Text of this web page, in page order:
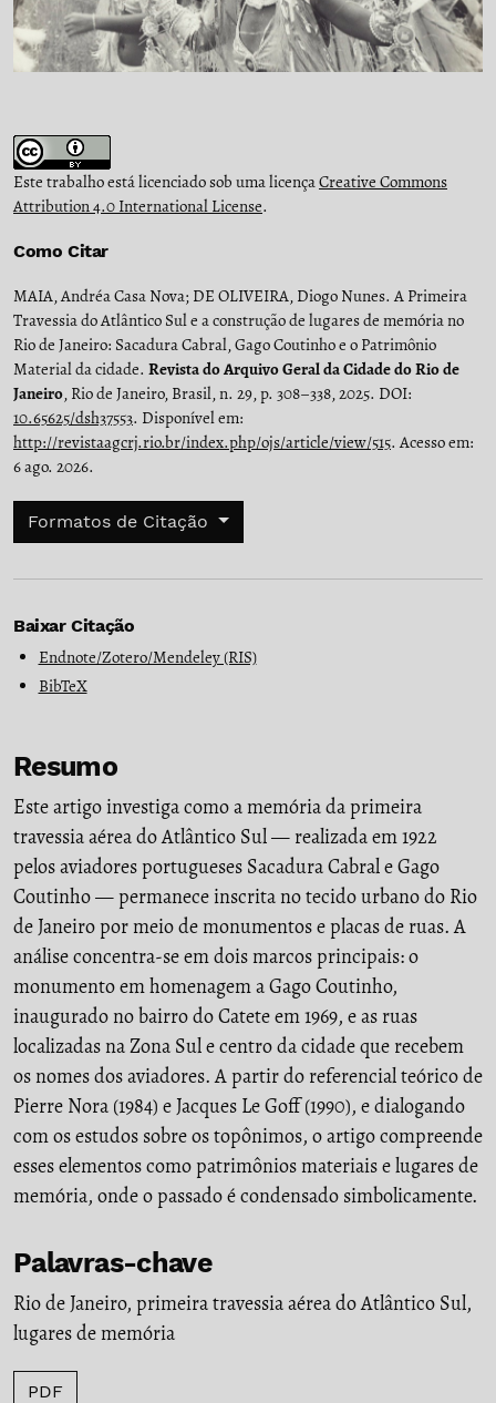
Este trabalho está licenciado sob uma licençaCreative Commons
Attribution 4.0 International License.
Como Citar
MAIA, Andréa Casa Nova; DE OLIVEIRA, Diogo Nunes. A Primeira
Travessia do Atlântico Sul e a construção de lugares de memória no
Rio de Janeiro: Sacadura Cabral, Gago Coutinho e o Patrimônio
Material da cidade. Revista do Arquivo Geral da Cidade do Rio de
Janeiro, Rio de Janeiro, Brasil, n. 29, p. 308–338, 2025. DOI:
10.65625/dsh37553. Disponível em:
http://revistaagcrj.rio.br/index.php/ojs/article/view/515. Acesso em:
6 ago. 2026.
Formatos de Citação
Baixar Citação
Endnote/Zotero/Mendeley (RIS)
BibTeX
Resumo
Este artigo investiga como a memória da primeira
travessia aérea do Atlântico Sul — realizada em 1922
pelos aviadores portugueses Sacadura Cabral e Gago
Coutinho — permanece inscrita no tecido urbano do Rio
de Janeiro por meio de monumentos e placas de ruas. A
análise concentra-se em dois marcos principais: o
monumento em homenagem a Gago Coutinho,
inaugurado no bairro do Catete em 1969, e as ruas
localizadas na Zona Sul e centro da cidade que recebem
os nomes dos aviadores. A partir do referencial teórico de
Pierre Nora (1984) e Jacques Le Goff (1990), e dialogando
com os estudos sobre os topônimos, o artigo compreende
esses elementos como patrimônios materiais e lugares de
memória, onde o passado é condensado simbolicamente.
Palavras-chave
Rio de Janeiro, primeira travessia aérea do Atlântico Sul,
lugares de memória
PDF